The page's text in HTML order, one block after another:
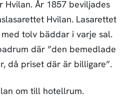
Hvilan. År 1857 beviljades
Hvilan. Lasarettet
tolv bäddar i varje sal.
där ”den bemedlade
då priset där är billigare”.
om till hotellrum.